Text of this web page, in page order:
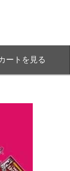
ートを見る